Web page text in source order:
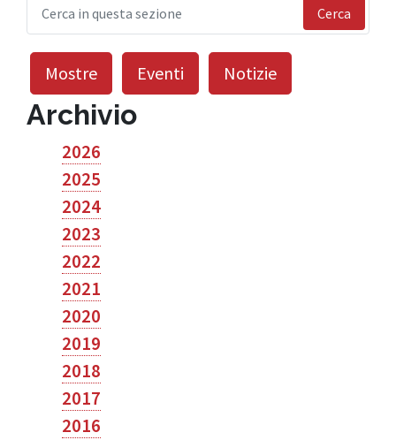
Cerca
Mostre Eventi Notizie
Archivio
2026
2025
2024
2023
2022
2021
2020
2019
2018
2017
2016